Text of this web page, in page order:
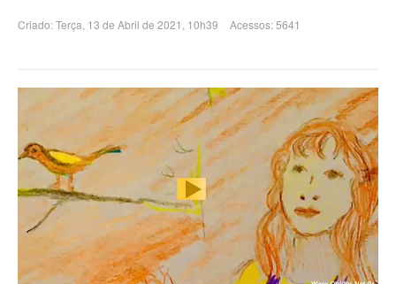
Criado: Terça, 13 de Abril de 2021, 10h39 Acessos: 5641